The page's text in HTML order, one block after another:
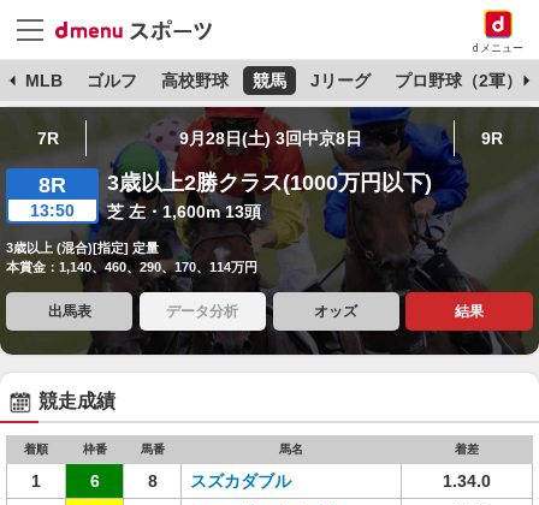
dメニュー
MLB ゴルフ 高校野球 競馬 Jリーグ プロ野球（2軍）
7R 9月28日(土) 3回中京8日 9R
8R
13:50
3歳以上2勝クラス(1000万円以下)
芝 左・1,600m 13頭
3歳以上 (混合)[指定] 定量
本賞金：1,140、460、290、170、114万円
出馬表 データ分析 オッズ 結果
競走成績
着順 枠番 馬番 馬名 着差
1 6 8 スズカダブル
1.34.0